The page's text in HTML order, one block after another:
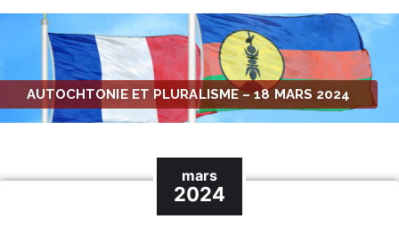
AUTOCHTONIE ET PLURALISME – 18 MARS 2024​
mars
2024